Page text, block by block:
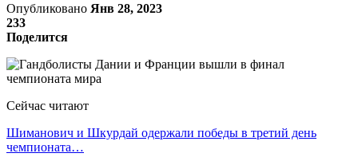
Опубликовано Янв 28, 2023
233
Поделится
Сейчас читают
Шиманович и Шкурдай одержали победы в третий день
чемпионата…